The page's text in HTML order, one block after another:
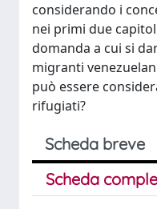
considerando i
nei primi due
domanda a cui si
migranti
può essere
rifugiati?
Scheda breve
Scheda